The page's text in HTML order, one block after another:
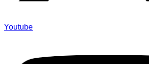
Youtube